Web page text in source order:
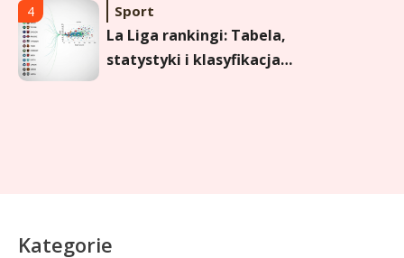
4 Sport
La Liga rankingi: Tabela,
statystyki i klasyfikacja
6
Kategorie